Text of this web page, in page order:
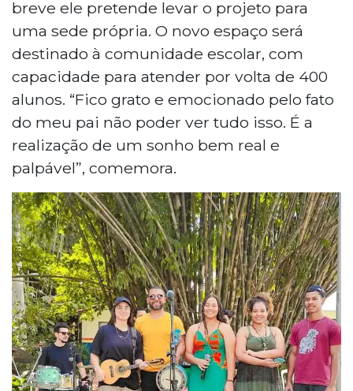
breve ele pretende levar o projeto para
uma sede própria. O novo espaço será
destinado à comunidade escolar, com
capacidade para atender por volta de 400
alunos. “Fico grato e emocionado pelo fato
do meu pai não poder ver tudo isso. É a
realização de um sonho bem real e
palpável”, comemora.